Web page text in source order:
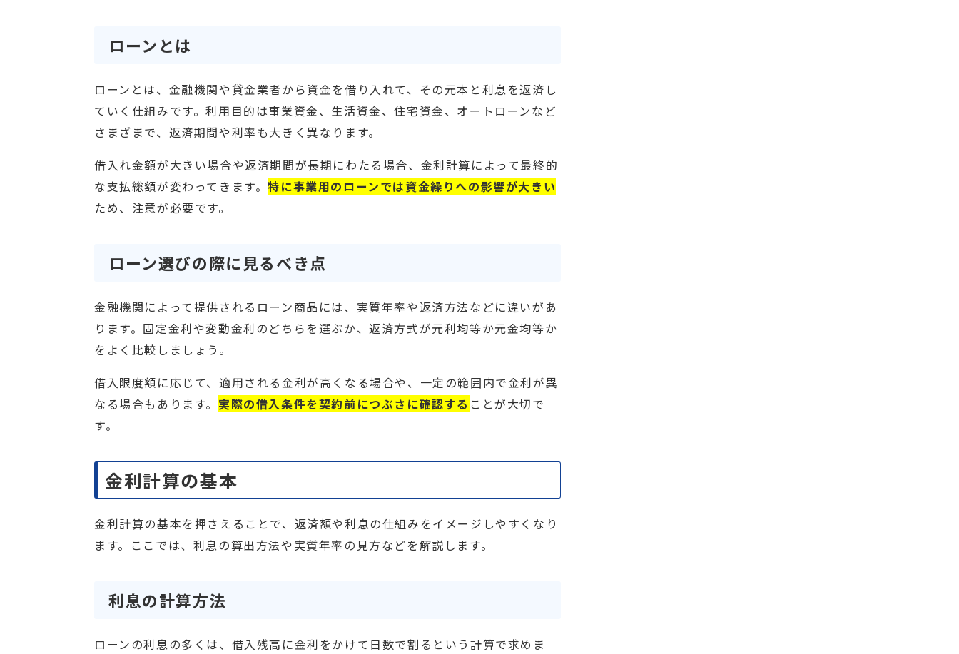
ローンとは
ローンとは、金融機関や貸金業者から資金を借り入れて、その元本と利息を返済し
ていく仕組みです。利用目的は事業資金、生活資金、住宅資金、オートローンなど
さまざまで、返済期間や利率も大きく異なります。
借入れ金額が大きい場合や返済期間が長期にわたる場合、金利計算によって最終的
な支払総額が変わってきます。特に事業用のローンでは資金繰りへの影響が大きい
ため、注意が必要です。
ローン選びの際に見るべき点
金融機関によって提供されるローン商品には、実質年率や返済方法などに違いがあ
ります。固定金利や変動金利のどちらを選ぶか、返済方式が元利均等か元金均等か
をよく比較しましょう。
借入限度額に応じて、適用される金利が高くなる場合や、一定の範囲内で金利が異
なる場合もあります。 実際の借入条件を契約前につぶさに確認する ことが大切で
す。
金利計算の基本
金利計算の基本を押さえることで、返済額や利息の仕組みをイメージしやすくなり
ます。ここでは、利息の算出方法や実質年率の見方などを解説します。
利息の計算方法
ローンの利息の多くは、借入残高に金利をかけて日数で割るという計算で求めま